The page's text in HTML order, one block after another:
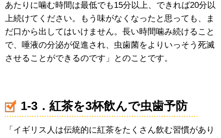
あたりに噛む時間は最低でも15分以上、できれば20分以
上続けてください。もう味がなくなったと思っても、ま
だ口から出してはいけません。長い時間噛み続けること
で、唾液の分泌が促進され、虫歯菌をよりいっそう死滅
させることができるのです」とのことです。
1-3．紅茶を3杯飲んで虫歯予防
「イギリス人は伝統的に紅茶をたくさん飲む習慣があり